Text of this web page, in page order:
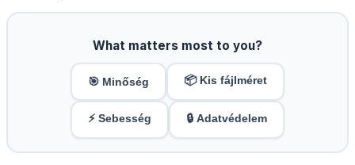
What matters most to you?
🎯 Minőség 📦 Kis fájlméret
⚡ Sebesség 🔒 Adatvédelem